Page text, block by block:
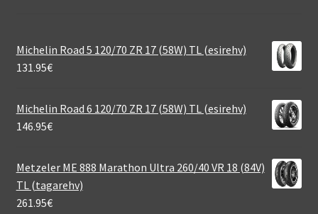
Michelin Road 5 120/70 ZR 17 (58W) TL (esirehv)
131.95€
Michelin Road 6 120/70 ZR 17 (58W) TL (esirehv)
146.95€
Metzeler ME 888 Marathon Ultra 260/40 VR 18 (84V)
TL (tagarehv)
261.95€